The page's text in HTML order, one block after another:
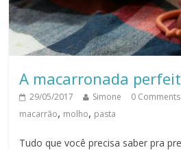
A macarronada
29/05/2017 Simone 0 Comments
macarrão, molho, pasta
Tudo que você precisa saber pra